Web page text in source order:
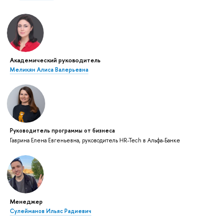
Академический руководитель
Меликян Алиса Валерьевна
Руководитель программы от бизнеса
Гаврина Елена Евгеньевна, руководитель HR-Tech в Альфа-Банке
Менеджер
Сулейманов Ильяс Радиевич